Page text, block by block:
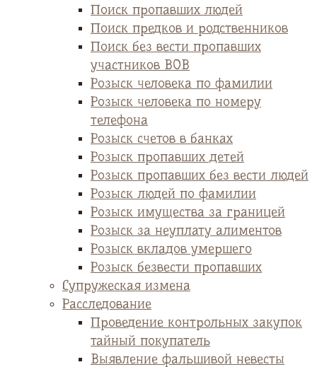
Поиск пропавших людей
Поиск предков и родственников
Поиск без вести пропавших
участников ВОВ
Розыск человека по фамилии
Розыск человека по номеру
телефона
Розыск счетов в банках
Розыск пропавших детей
Розыск пропавших без вести людей
Розыск людей по фамилии
Розыск имущества за границей
Розыск за неуплату алиментов
Розыск вкладов умершего
Розыск безвести пропавших
Супружеская измена
Расследование
Проведение контрольных закупок
тайный покупатель
Выявление фальшивой невесты